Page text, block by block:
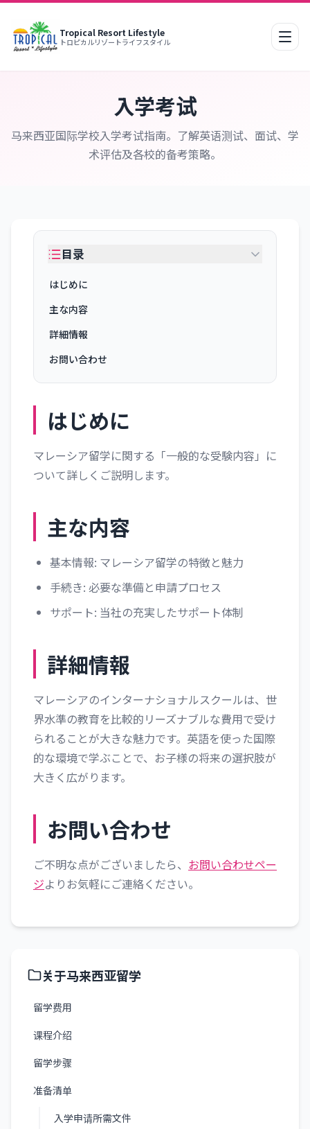
Tropical Resort Lifestyle
トロピカルリゾートライフスタイル 移动
入学考试
马来西亚国际学校入学考试指南。了解英语测试、面试、学
术评估及各校的备考策略。
目录
はじめに
主な内容
詳細情報
お問い合わせ
はじめに
マレーシア留学に関する「一般的な受験内容」に
ついて詳しくご説明します。
主な内容
基本情報: マレーシア留学の特徴と魅力
手続き: 必要な準備と申請プロセス
サポート: 当社の充実したサポート体制
詳細情報
マレーシアのインターナショナルスクールは、世
界水準の教育を比較的リーズナブルな費用で受け
られることが大きな魅力です。英語を使った国際
的な環境で学ぶことで、お子様の将来の選択肢が
大きく広がります。
お問い合わせ
ご不明な点がございましたら、 お問い合わせペー
ジよりお気軽にご連絡ください。
关于马来西亚留学
留学费用
课程介绍
留学步骤
准备清单
入学申请所需文件